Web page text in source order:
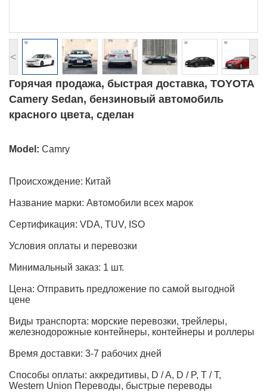
< >
Горячая продажа, быстрая доставка, TOYOTA
Camery Sedan, бензиновый автомобиль
красного цвета, сделан
Model: Camry
Происхождение: Китай
Название марки: Автомобили всех марок
Сертификация: VDA, TUV, ISO
Условия оплаты и перевозки
Минимальный заказ: 1 шт.
Цена: Отправить предложение по самой выгодной
цене
Виды транспорта: морские перевозки, трейлеры,
железнодорожные контейнеры, контейнеры и роллеры
Время доставки: 3-7 рабочих дней
Способы оплаты: аккредитивы, D / A, D / P, T / T,
Western Union Переводы, быстрые переводы